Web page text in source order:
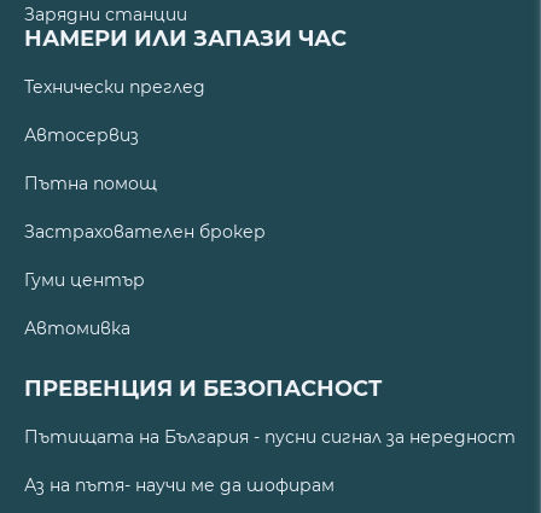
Зарядни станции
НАМЕРИ ИЛИ ЗАПАЗИ ЧАС
Технически преглед
Автосервиз
Пътна помощ
Застрахователен брокер
Гуми център
Автомивка
ПРЕВЕНЦИЯ И БЕЗОПАСНОСТ
Пътищата на България - пусни сигнал за нередност
Аз на пътя- научи ме да шофирам